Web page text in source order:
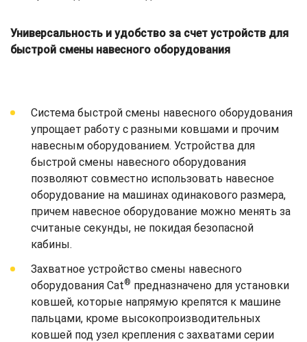
Универсальность и удобство за счет устройств для
быстрой смены навесного оборудования
Система быстрой смены навесного оборудования
упрощает работу с разными ковшами и прочим
навесным оборудованием. Устройства для
быстрой смены навесного оборудования
позволяют совместно использовать навесное
оборудование на машинах одинакового размера,
причем навесное оборудование можно менять за
считаные секунды, не покидая безопасной
кабины.
Захватное устройство смены навесного
оборудования Cat® предназначено для установки
ковшей, которые напрямую крепятся к машине
пальцами, кроме высокопроизводительных
ковшей под узел крепления с захватами серии